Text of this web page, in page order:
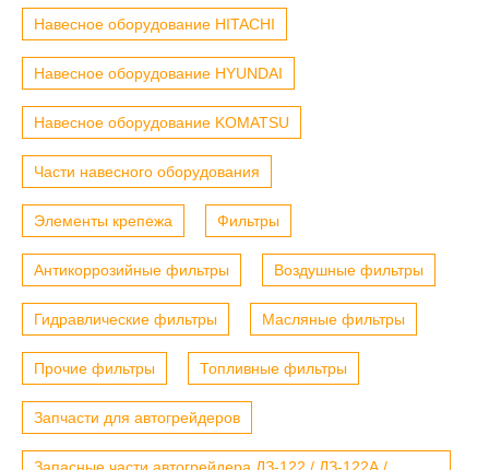
Навесное оборудование HITACHI
Навесное оборудование HYUNDAI
Навесное оборудование KOMATSU
Части навесного оборудования
Элементы крепежа Фильтры
Антикоррозийные фильтры Воздушные фильтры
Гидравлические фильтры Масляные фильтры
Прочие фильтры Топливные фильтры
Запчасти для автогрейдеров
Запасные части автогрейдера ДЗ-122 / ДЗ-122А /